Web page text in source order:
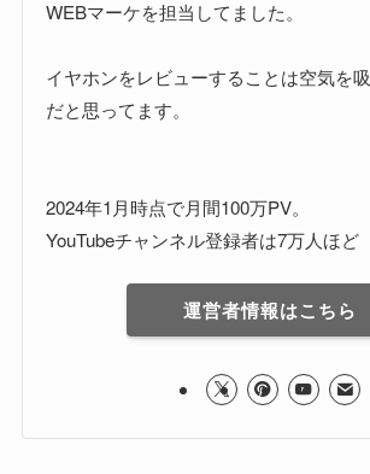
WEBマーケを担当してました。
イヤホンをレビューすることは空気を
だと思ってます。
2024年1月時点で月間100万PV。
YouTubeチャンネル登録者は7万人ほど
運営者情報はこちら